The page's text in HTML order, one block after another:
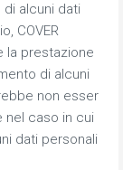
alcuni dati
COVER
la prestazione
di alcuni
non esser
nel caso in cui
dati personali